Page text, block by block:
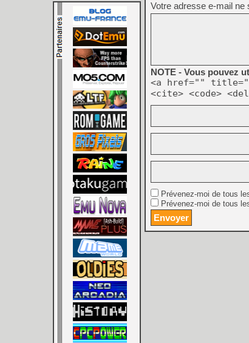
Votre adresse e-mail ne
NOTE - Vous pouvez
<a href=""
<cite> <code>
Prévenez-moi de tous
Prévenez-moi de tous